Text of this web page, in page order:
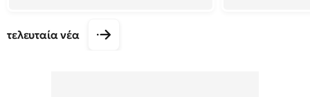
τελευταία νέα